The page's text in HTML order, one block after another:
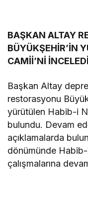
BAŞKAN ALTAY
BÜYÜKŞEHİR’İN
CAMİİ’Nİ İNCELEDİ
Başkan Altay
restorasyonu
yürütülen Habib-i
bulundu. Devam
açıklamalarda
dönümünde
çalışmalarına